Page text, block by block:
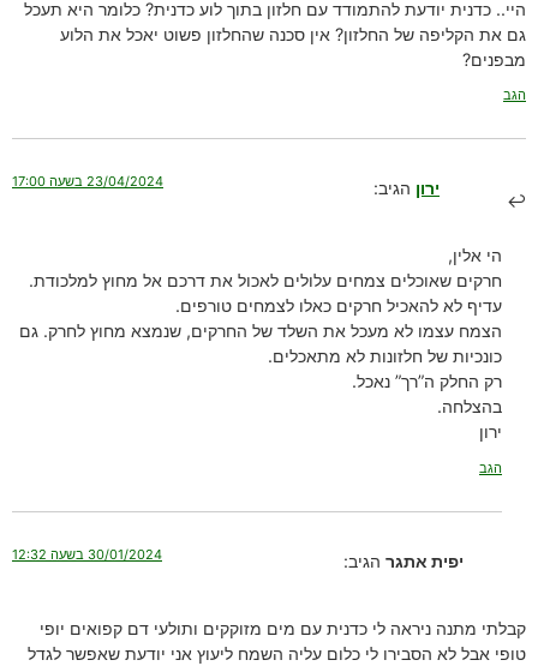
היי.. כדנית יודעת להתמודד עם חלזון בתוך לוע כדנית? כלומר היא תעכל
גם את הקליפה של החלזון? אין סכנה שהחלזון פשוט יאכל את הלוע
מבפנים?
הגב
ירון הגיב: 23/04/2024 בשעה 17:00
הי אלין,
חרקים שאוכלים צמחים עלולים לאכול את דרכם אל מחוץ למלכודת.
עדיף לא להאכיל חרקים כאלו לצמחים טורפים.
הצמח עצמו לא מעכל את השלד של החרקים, שנמצא מחוץ לחרק. גם
כונכיות של חלזונות לא מתאכלים.
רק החלק ה”רך” נאכל.
בהצלחה.
ירון
הגב
יפית אתגר הגיב: 30/01/2024 בשעה 12:32
קבלתי מתנה ניראה לי כדנית עם מים מזוקקים ותולעי דם קפואים יופי
טופי אבל לא הסבירו לי כלום עליה השמח ליעוץ אני יודעת שאפשר לגדל